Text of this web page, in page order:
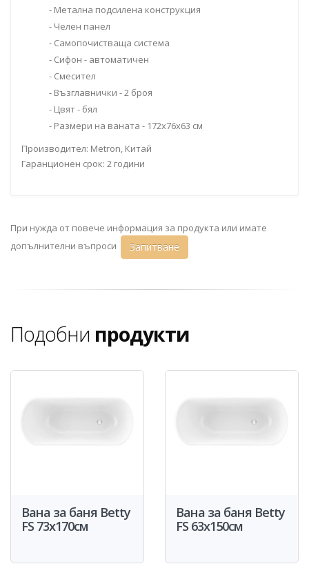
- Метална подсилена конструкция
- Челен панел
- Самопочистваща система
- Сифон - автоматичен
- Смесител
- Възглавнички - 2 броя
- Цвят - бял
- Размери на ваната - 172x76x63 см
Производител: Metron, Китай
Гаранционен срок: 2 години
При нужда от повече информация за продукта или имате
допълнителни въпроси
Запитване
Подобни продукти
Вана за баня Betty
FS 73x170см
Вана за баня Betty
FS 63x150см